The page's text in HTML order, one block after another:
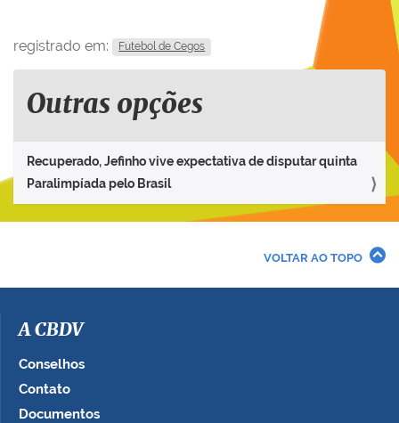
registrado em: Futebol de Cegos
Outras opções
Recuperado, Jefinho vive expectativa de disputar quinta
Paralimpíada pelo Brasil
VOLTAR AO TOPO
A CBDV
Conselhos
Contato
Documentos